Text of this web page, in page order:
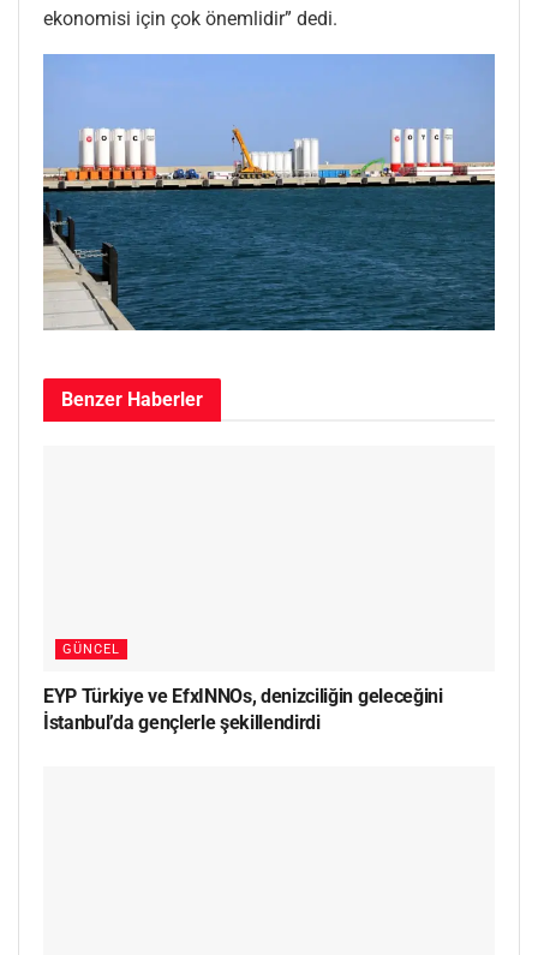
ekonomisi için çok önemlidir” dedi.
Benzer Haberler
GÜNCEL
EYP Türkiye ve EfxINNOs, denizciliğin geleceğini
İstanbul’da gençlerle şekillendirdi